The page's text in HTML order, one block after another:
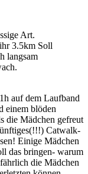
Art.
3.5km Soll
langsam
auf dem Laufband
einem blöden
die Mädchen gefreut
Catwalk-
Einige Mädchen
das bringen- warum
die Mädchen